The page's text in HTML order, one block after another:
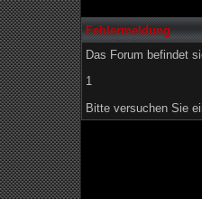
Fehlermeldung
Das Forum befindet
1
Bitte versuchen Sie